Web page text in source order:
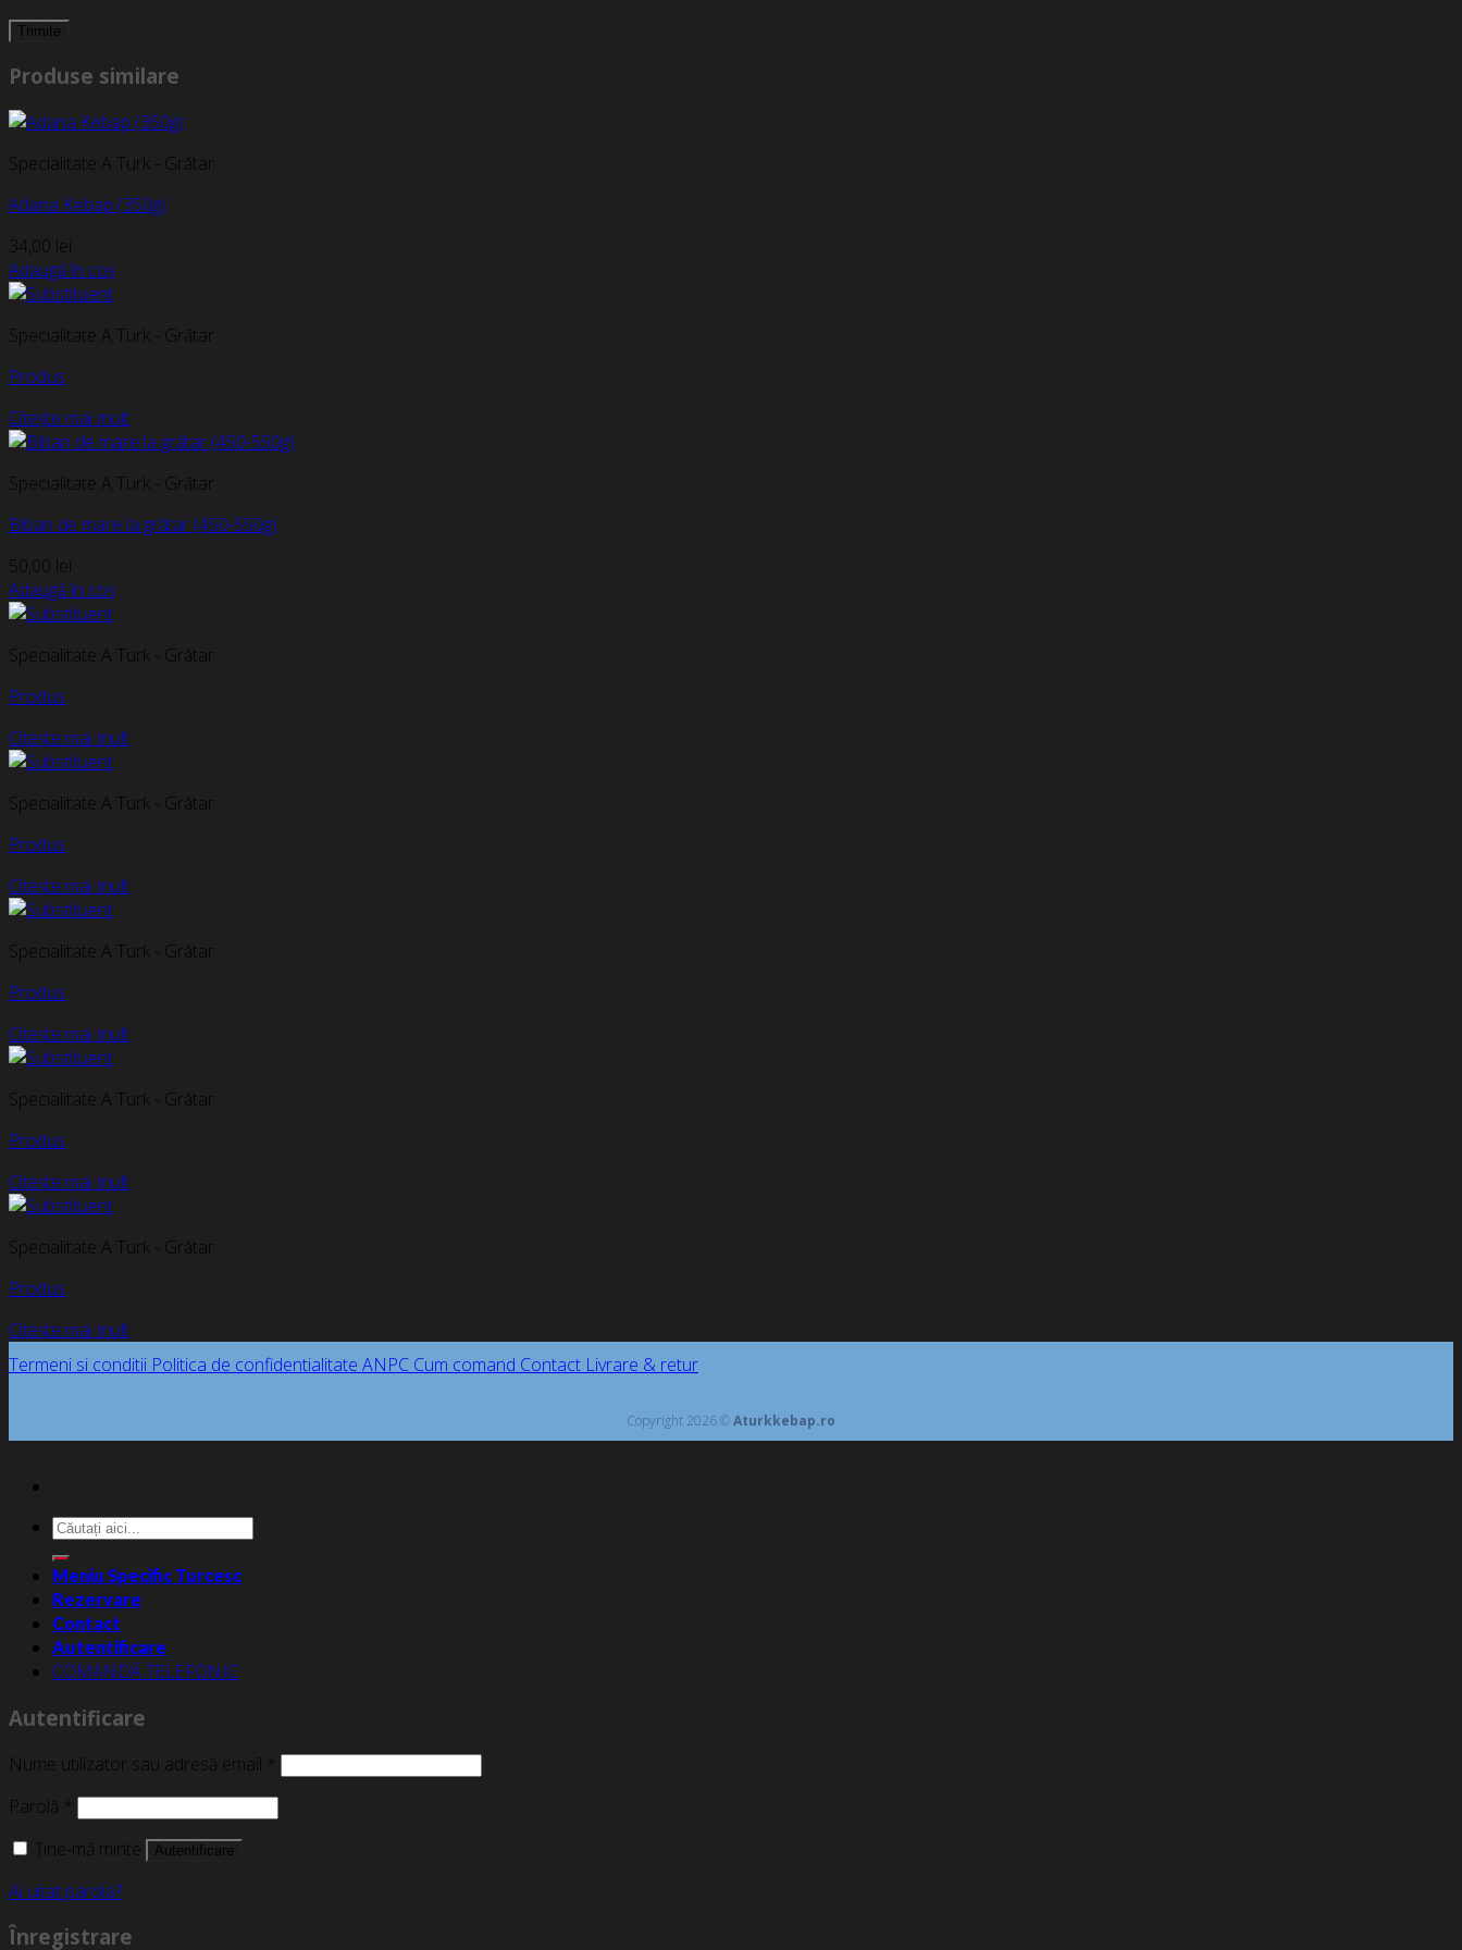
Produse similare
Specialitate A Turk - Grătar
Adana Kebap (350g)
34,00 lei
Adaugă în coș
Specialitate A Turk - Grătar
Produs
Citește mai mult
Specialitate A Turk - Grătar
Biban de mare la grătar (450-550g)
50,00 lei
Adaugă în coș
Specialitate A Turk - Grătar
Produs
Citește mai mult
Specialitate A Turk - Grătar
Produs
Citește mai mult
Specialitate A Turk - Grătar
Produs
Citește mai mult
Specialitate A Turk - Grătar
Produs
Citește mai mult
Specialitate A Turk - Grătar
Produs
Citește mai mult
Termeni si conditii Politica de confidentialitate ANPC Cum comand Contact Livrare & retur
Copyright 2026 ©Aturkkebap.ro
Caută
după:
Meniu Specific Turcesc
Rezervare
Contact
Autentificare
COMANDĂ TELEFONIC
Autentificare
Nume utilizator sau adresă email *
Parolă *
Ține-mă minte
Autentificare
Ai uitat parola?
Înregistrare